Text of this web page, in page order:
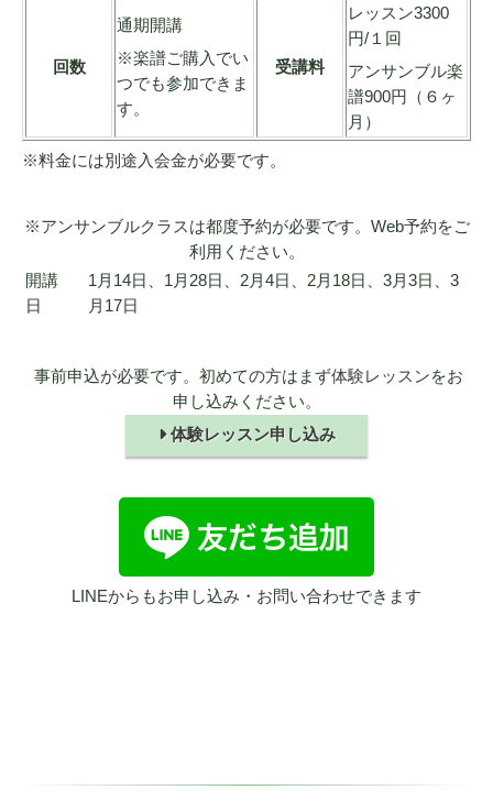
回数
通期開講
※楽譜ご購入でい
つでも参加できま
す。
受講料
レッスン3300
円/１回
アンサンブル楽
譜900円（６ヶ
月）
※料金には別途入会金が必要です。
※アンサンブルクラスは都度予約が必要です。Web予約をご
利用ください。
開講
日
1月14日、1月28日、2月4日、2月18日、3月3日、3
月17日
事前申込が必要です。初めての方はまず体験レッスンをお
申し込みください。
体験レッスン申し込み
LINEからもお申し込み・お問い合わせできます